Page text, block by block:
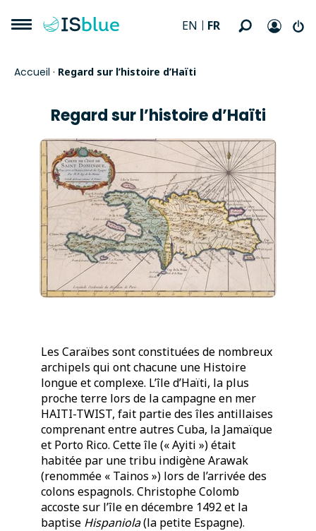
EN FR
Accueil · Regard sur l’histoire d’Haïti
Regard sur l’histoire d’Haïti
Les Caraïbes sont constituées de nombreux
archipels qui ont chacune une Histoire
longue et complexe. L’île d’Haïti, la plus
proche terre lors de la campagne en mer
HAITI-TWIST, fait partie des îles antillaises
comprenant entre autres Cuba, la Jamaïque
et Porto Rico. Cette île (« Ayiti ») était
habitée par une tribu indigène Arawak
(renommée « Tainos ») lors de l’arrivée des
colons espagnols. Christophe Colomb
accoste sur l’île en décembre 1492 et la
baptise Hispaniola(la petite Espagne).